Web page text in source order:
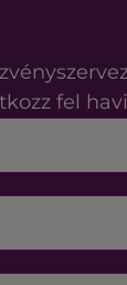
fel